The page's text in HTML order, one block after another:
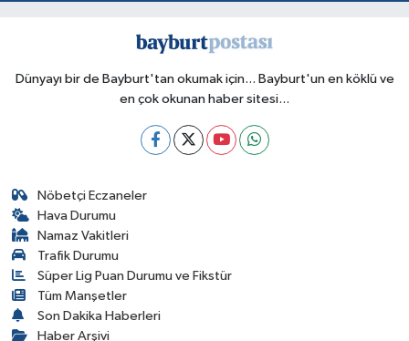
Dünyayı bir de Bayburt'tan okumak için... Bayburt'un en köklü ve
en çok okunan haber sitesi...
Nöbetçi Eczaneler
Hava Durumu
Namaz Vakitleri
Trafik Durumu
Süper Lig Puan Durumu ve Fikstür
Tüm Manşetler
Son Dakika Haberleri
Haber Arşivi